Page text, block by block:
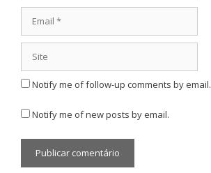
Notify me of follow-up comments by email.
Notify me of new posts by email.